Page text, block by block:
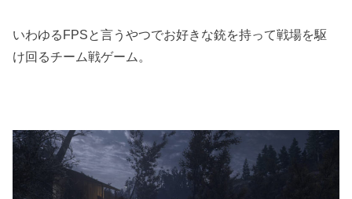
いわゆるFPSと言うやつでお好きな銃を持って戦場を駆
け回るチーム戦ゲーム。